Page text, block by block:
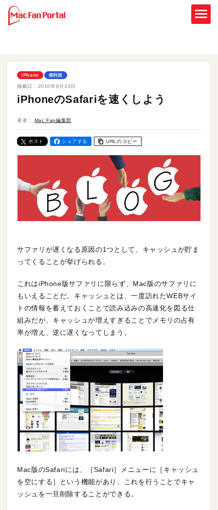
iPhone 便利技
掲載日： 2010年9月30日
iPhoneのSafariを速くしよう
著者： Mac Fan編集部
ポスト シェアする URLのコピー
サファリが遅くなる原因の1つとして、キャッシュが貯ま
ってくることが挙げられる。
これはiPhone版サファリに限らず、Mac版のサファリに
もいえることだ。キャッシュとは、一度訪れたWEBサイ
トの情報を蓄えておくことで読み込みの高速化を図る仕
組みだが、キャッシュが増えすぎることでメモリの占有
率が増え、逆に遅くなってしまう。
Mac版のSafariには、［Safari］メニューに［キャッシュ
を空にする］という機能があり、これを行うことでキャ
ッシュを一旦削除することができる。